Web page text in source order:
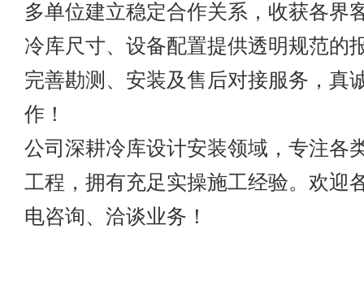
多单位建立稳定合作关系，收获各界
冷库尺寸、设备配置提供透明规范的
完善勘测、安装及售后对接服务，真
作！
公司深耕冷库设计安装领域，专注各
工程，拥有充足实操施工经验。欢迎
电咨询、洽谈业务！